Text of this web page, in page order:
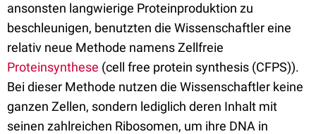
ansonsten langwierige Proteinproduktion zu
beschleunigen, benutzten die Wissenschaftler eine
relativ neue Methode namens Zellfreie
Proteinsynthese (cell free protein synthesis (CFPS)).
Bei dieser Methode nutzen die Wissenschaftler keine
ganzen Zellen, sondern lediglich deren Inhalt mit
seinen zahlreichen Ribosomen, um ihre DNA in